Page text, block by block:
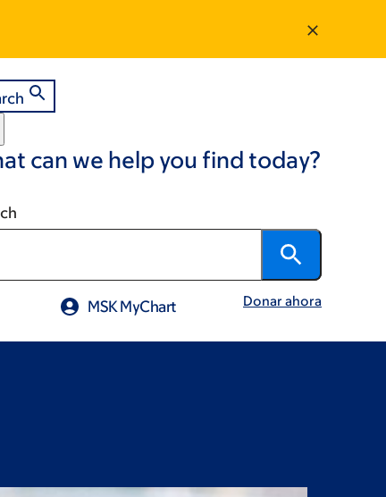
can we help you find today?
MSK MyChart Donar ahora